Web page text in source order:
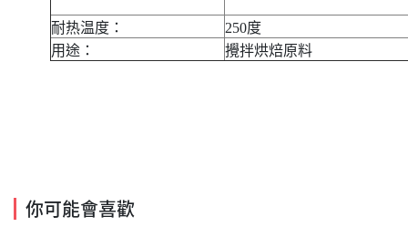
耐热温度：
250度
用途：
攪拌烘焙原料
你可能會喜歡